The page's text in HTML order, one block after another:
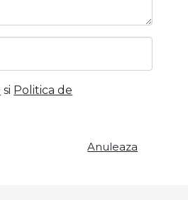
si Politica de
Anuleaza